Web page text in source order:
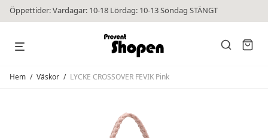
Öppettider: Vardagar: 10-18 Lördag: 10-13 Söndag STÄNGT
Hem / Väskor / LYCKE CROSSOVER FEVIK Pink